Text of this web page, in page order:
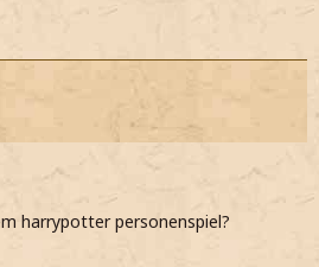
harrypotter personenspiel?